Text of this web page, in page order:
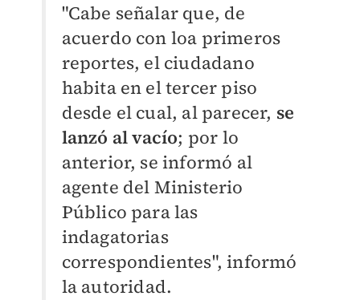
"Cabe señalar que, de
acuerdo con loa primeros
reportes, el ciudadano
habita en el tercer piso
desde el cual, al parecer, se
lanzó al vacío; por lo
anterior, se informó al
agente del Ministerio
Público para las
indagatorias
correspondientes", informó
la autoridad.